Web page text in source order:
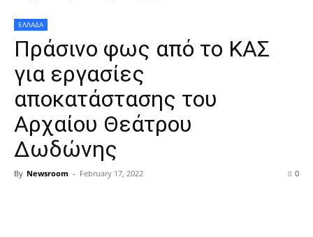
ΕΛΛΑΔΑ
Πράσινο φως από το ΚΑΣ
για εργασίες
αποκατάστασης του
Αρχαίου Θεάτρου
Δωδώνης
By Newsroom - February 17, 2022 0